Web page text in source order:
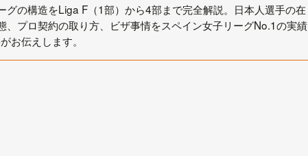
グの構造をLiga F（1部）から4部まで完全解説。日本人選手の在
、プロ契約の取り方、ビザ事情をスペイン女子リーグNo.1の実績
お伝えします。